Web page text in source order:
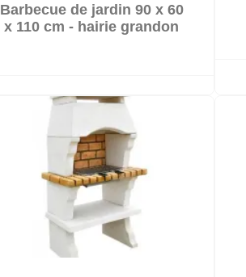
Barbecue de jardin 90 x 60
x 110 cm - hairie grandon